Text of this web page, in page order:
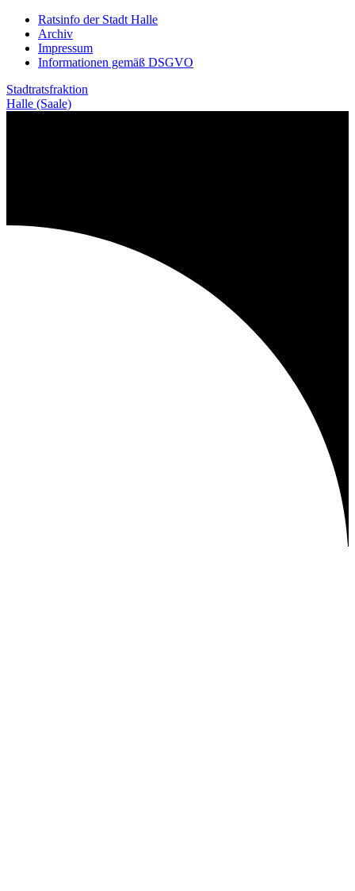
Weiter
zum
Inhalt
Ratsinfo der Stadt Halle
Archiv
Impressum
Informationen gemäß DSGVO
Stadtratsfraktion
Halle (Saale)